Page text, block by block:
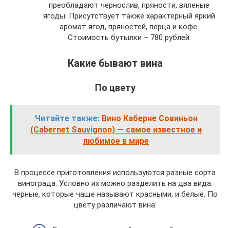
преобладают чернослив, пряности, вяленые
ягоды. Присутствует также характерный яркий
аромат ягод, пряностей, перца и кофе.
Стоимость бутылки – 780 рублей.
Какие бывают вина
По цвету
Читайте также: Вино Каберне Совиньон
(Cabernet Sauvignon) — самое известное и
любимое в мире
В процессе приготовления используются разные сорта
винограда. Условно их можно разделить на два вида:
черные, которые чаще называют красными, и белые. По
цвету различают вина: